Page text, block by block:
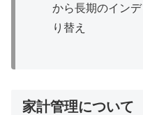
から長期のイン
り替え
家計管理について